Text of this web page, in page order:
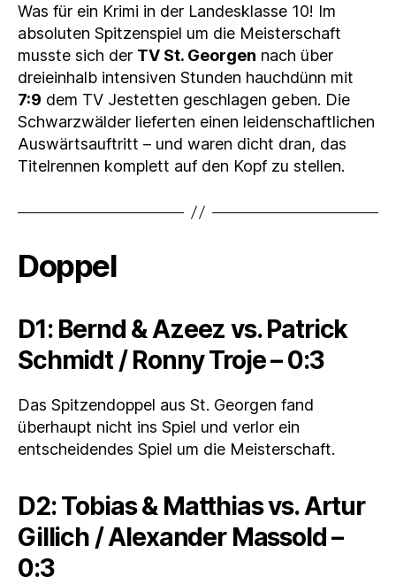
Was für ein Krimi in der Landesklasse 10! Im
absoluten Spitzenspiel um die Meisterschaft
musste sich der TV St. Georgen nach über
dreieinhalb intensiven Stunden hauchdünn mit
7:9 dem TV Jestetten geschlagen geben. Die
Schwarzwälder lieferten einen leidenschaftlichen
Auswärtsauftritt – und waren dicht dran, das
Titelrennen komplett auf den Kopf zu stellen.
Doppel
D1: Bernd & Azeez vs. Patrick
Schmidt / Ronny Troje – 0:3
Das Spitzendoppel aus St. Georgen fand
überhaupt nicht ins Spiel und verlor ein
entscheidendes Spiel um die Meisterschaft.
D2: Tobias & Matthias vs.Artur
Gillich / Alexander Massold–
0:3